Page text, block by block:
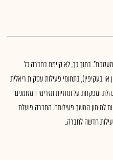
בתוך כך, לא קיימת בחברה כל
בעקיפין), בתחומי פעילות עסקית ריאלית
ומפקחת על תחזיות תזרימי המזומנים
למימון המשך פעילותה. החברה פועלת
חדשה לחברה..